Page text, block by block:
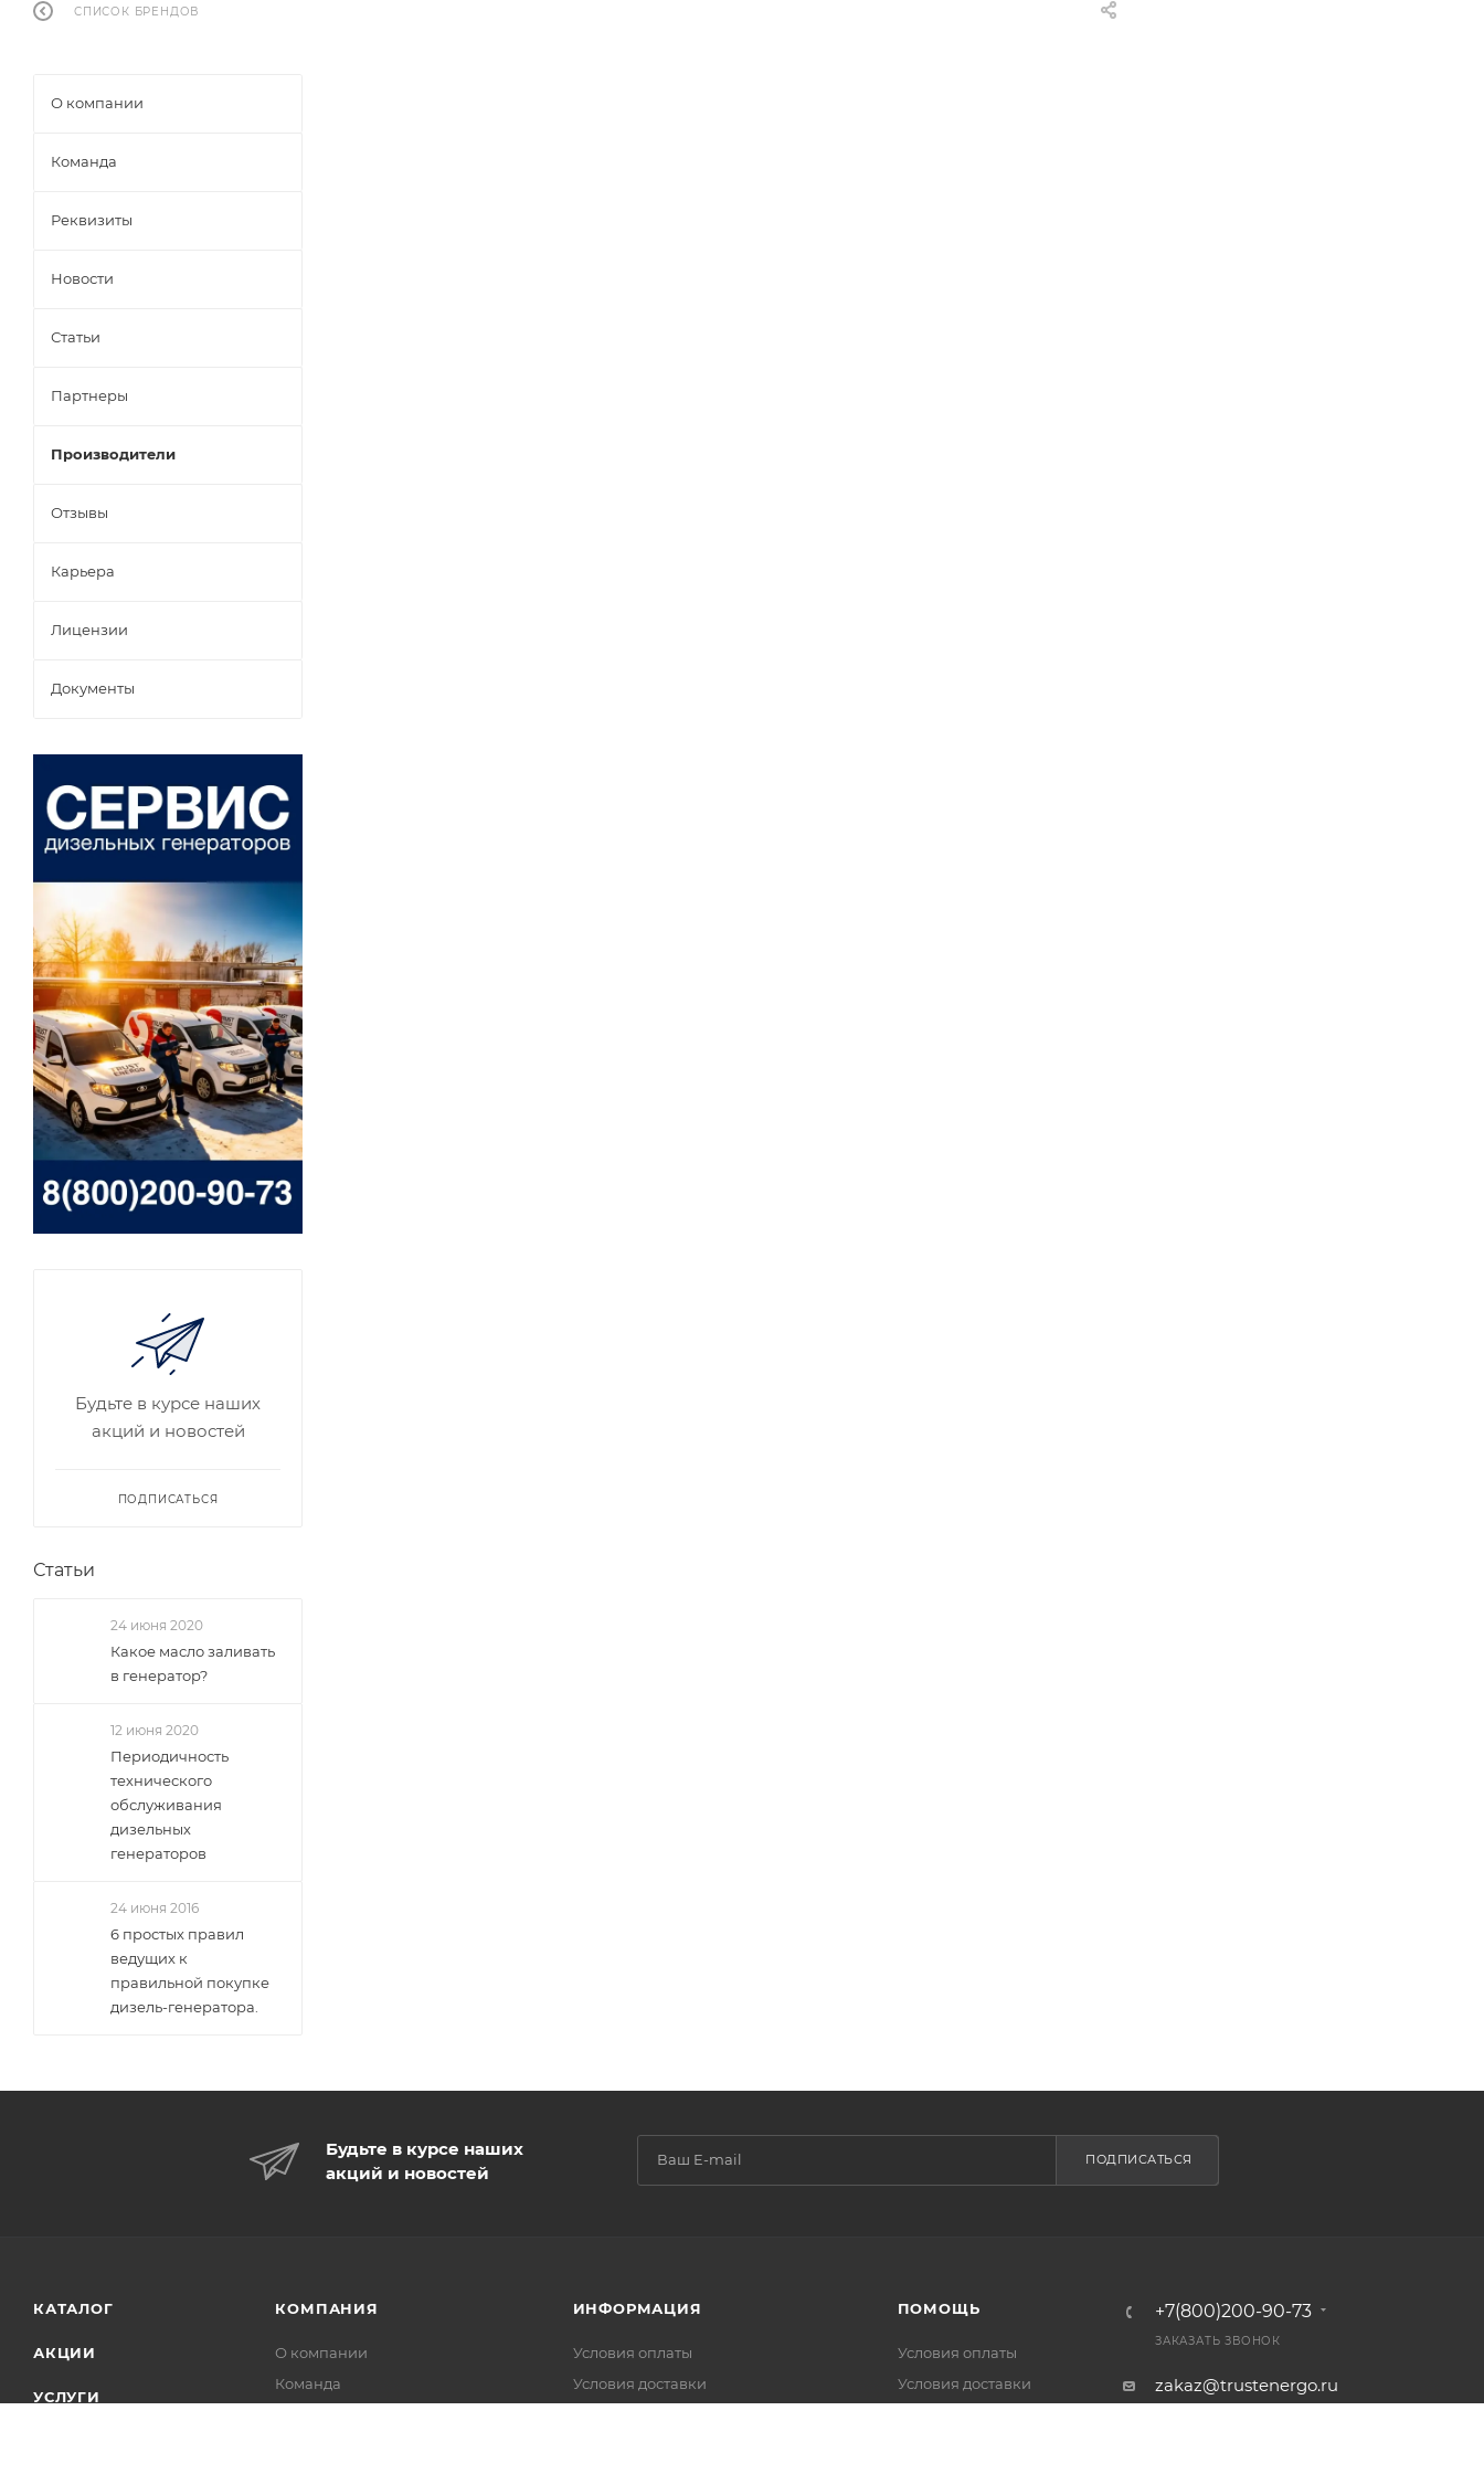
СПИСОК БРЕНДОВ
О компании
Команда
Реквизиты
Новости
Статьи
Партнеры
Производители
Отзывы
Карьера
Лицензии
Документы
Будьте в курсе наших
акций и новостей
ПОДПИСАТЬСЯ
Статьи
24 июня 2020
Какое масло заливать
в генератор?
12 июня 2020
Периодичность
технического
обслуживания
дизельных
генераторов
24 июня 2016
6 простых правил
ведущих к
правильной покупке
дизель-генератора.
Будьте в курсе наших
акций и новостей
ПОДПИСАТЬСЯ
КАТАЛОГ
АКЦИИ
УСЛУГИ
КОМПАНИЯ
О компании
Команда
ИНФОРМАЦИЯ
Условия оплаты
Условия доставки
ПОМОЩЬ
Условия оплаты
Условия доставки
+7(800)200-90-73
ЗАКАЗАТЬ ЗВОНОК
zakaz@trustenergo.ru